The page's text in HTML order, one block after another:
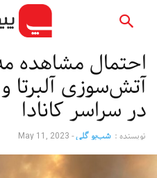
احتمال مشاهده
آتش‌سوزی آلبرتا
در سراسر کانادا
نویسنده : شب‌بو گلی-
May 11, 2023